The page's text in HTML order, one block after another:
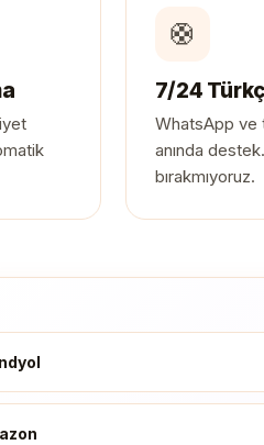
🛟
7/24
WhatsApp ve
anında
bırakmıyoruz.